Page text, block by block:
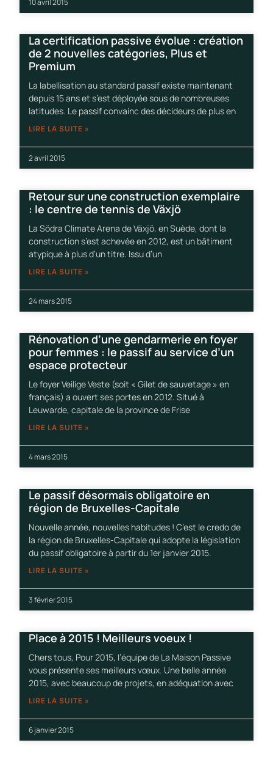
10 avril 2015
La certification passive évolue : création
de 2 nouvelles catégories, Plus et
Premium
La labellisation au standard passif existe maintenant
depuis 15 ans et s’est déployée sous de nombreuses
latitudes. Le passif convainc des décideurs de plus en
LIRE LA SUITE »
2 avril 2015
Retour sur une construction exemplaire
: le centre de tennis de Växjö
La Södra Climate Arena de Växjö, en Suède, dont la
construction s’est achevée en 2012, est un bâtiment
atypique à plus d’un titre. Issu d’un
LIRE LA SUITE »
24 mars 2015
Rénovation d’une gendarmerie en foyer
pour femmes : le passif au service d’un
espace protecteur
Le foyer Veilige Veste (soit « Gilet de sauvetage » en
français) a ouvert ses portes en 2012. Situé à
Leuwarde, capitale de la province de Frise
LIRE LA SUITE »
4 mars 2015
Le passif désormais obligatoire en
région de Bruxelles-Capitale
Nouvelle année, nouvelles habitudes ! C’est le credo de
la région de Bruxelles-Capitale qui adopte la législation
du passif obligatoire à partir du 1er janvier 2015.
LIRE LA SUITE »
3 février 2015
Place à 2015 ! Meilleurs voeux !
Chers tous, Pour 2015, l’équipe de La Maison Passive
vous présente ses meilleurs vœux. Une belle année
2015, avec beaucoup de projets, en adéquation avec
LIRE LA SUITE »
6 janvier 2015